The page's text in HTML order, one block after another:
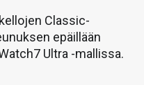
Classic-
epäillään
Ultra -mallissa.